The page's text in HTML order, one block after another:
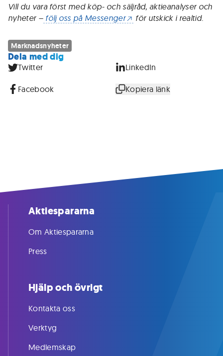
Vill du vara först med köp- och säljråd, aktieanalyser och
nyheter –följ oss på Messenger för utskick i realtid.
Marknadsnyheter
Dela med dig
Twitter LinkedIn
Facebook Kopiera länk
Aktiespararna
Om Aktiespararna
Press
Hjälp och övrigt
Kontakta oss
Verktyg
Medlemskap